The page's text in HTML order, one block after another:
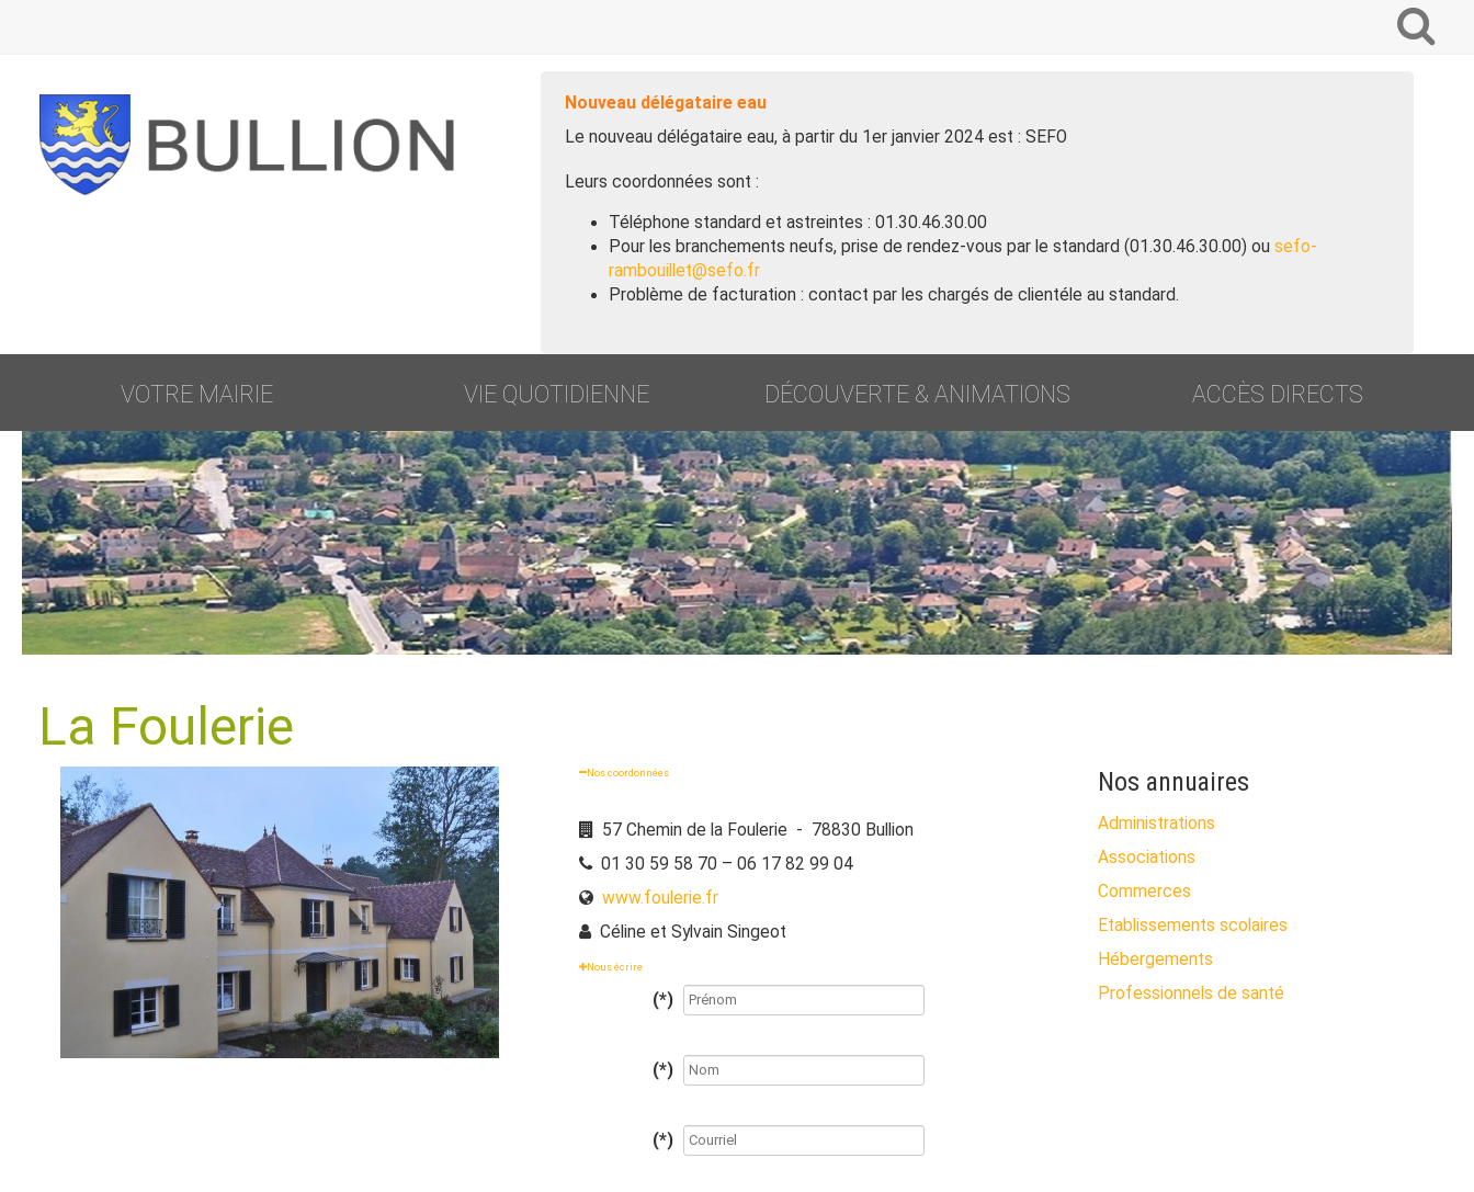
Que
voulez-
Nouveau délégataire eau
Le nouveau délégataire eau, à partir du 1er janvier 2024 est : SEFO
Leurs coordonnées sont :
Téléphone standard et astreintes : 01.30.46.30.00
Pour les branchements neufs, prise de rendez-vous par le standard (01.30.46.30.00) ou sefo-
rambouillet@sefo.fr
Problème de facturation : contact par les chargés de clientéle au standard.
VOTRE MAIRIE VIE QUOTIDIENNE DÉCOUVERTE & ANIMATIONS ACCÈS DIRECTS
La Foulerie
Nos coordonnées
57 Chemin de la Foulerie - 78830 Bullion
01 30 59 58 70 – 06 17 82 99 04
www.foulerie.fr
Céline et Sylvain Singeot
Nous écrire
(*)
(*)
(*)
Nos annuaires
Administrations
Associations
Commerces
Etablissements scolaires
Hébergements
Professionnels de santé